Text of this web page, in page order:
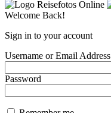
Welcome Back!
Sign in to your account
Username or Email Address
Password